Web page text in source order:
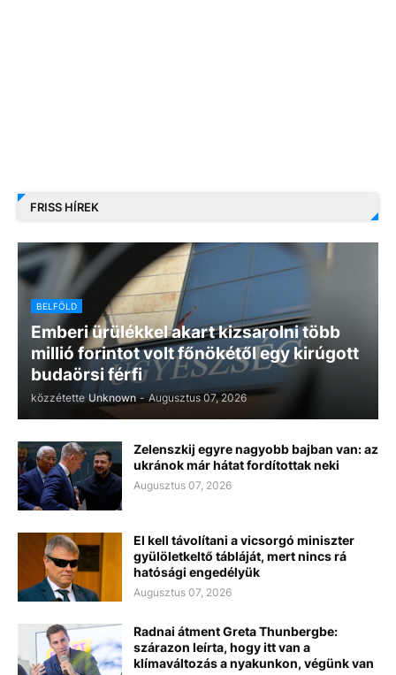
FRISS HÍREK
BELFÖLD
Emberi ürülékkel akart kizsarolni több
millió forintot volt főnökétől egy kirúgott
budaörsi férfi
közzétette Unknown - Augusztus 07, 2026
Zelenszkij egyre nagyobb bajban van: az
ukránok már hátat fordítottak neki
Augusztus 07, 2026
El kell távolítani a vicsorgó miniszter
gyülöletkeltő tábláját, mert nincs rá
hatósági engedélyük
Augusztus 07, 2026
Radnai átment Greta Thunbergbe:
szárazon leírta, hogy itt van a
klímaváltozás a nyakunkon, végünk van